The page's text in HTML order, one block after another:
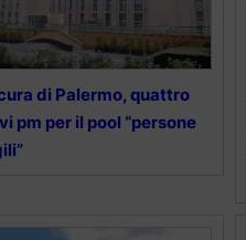
di Palermo, quattro
pm per il pool “persone